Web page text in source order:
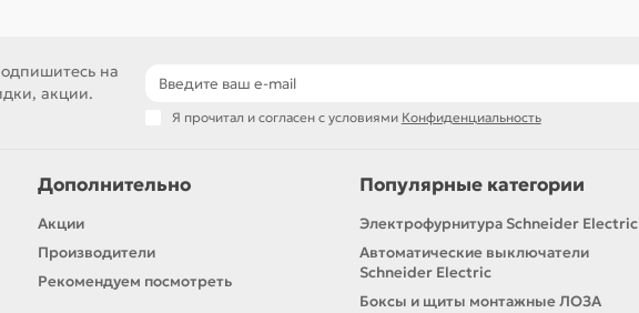
на
акции.
Я прочитал и согласен с условиями Конфиденциальность
Дополнительно
Акции
Производители
Рекомендуем посмотреть
Популярные категории
Электрофурнитура Schneider Electric
Автоматические выключатели
Schneider Electric
Боксы и щиты монтажные ЛОЗА